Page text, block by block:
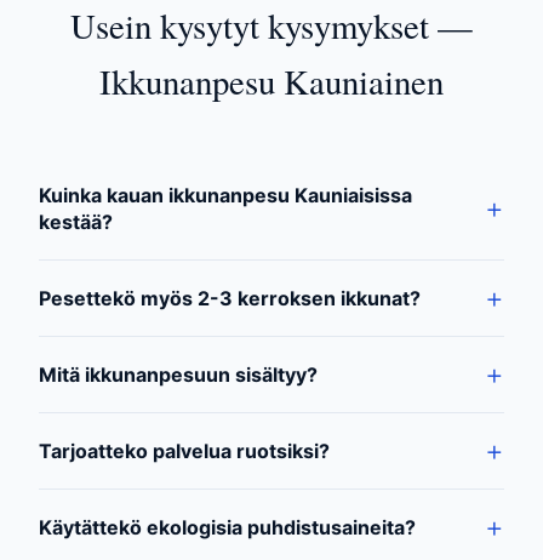
Usein kysytyt kysymykset —
Ikkunanpesu Kauniainen
Kuinka kauan ikkunanpesu Kauniaisissa
kestää?
Pesettekö myös 2-3 kerroksen ikkunat?
Mitä ikkunanpesuun sisältyy?
Tarjoatteko palvelua ruotsiksi?
Käytättekö ekologisia puhdistusaineita?